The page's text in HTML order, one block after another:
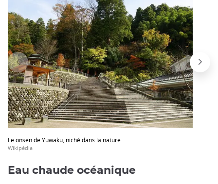
Le onsen de Yuwaku, niché dans la nature
Wikipédia
Eau chaude océanique